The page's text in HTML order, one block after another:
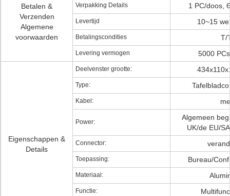
Betalen &
Verzenden
Algemene
voorwaarden
Verpakking Details 1 PC/doos,
Levertijd 10~15
Betalingscondities T/
Levering vermogen 5000
Eigenschappen &
Details
Deelvenster grootte:
Type:
Kabel:
Power:
Algemeen
UK/de EU/
Connector:
Toepassing: Bureau/
Materiaal:
Functie: